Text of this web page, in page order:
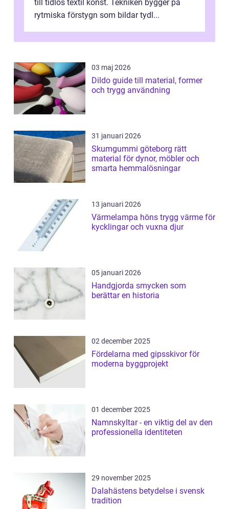
till tidlös textil konst. Tekniken bygger på
rytmiska förstygn som bildar tydl...
03 maj 2026
Dildo guide till material, former
och trygg användning
31 januari 2026
Skumgummi göteborg rätt
material för dynor, möbler och
smarta hemmalösningar
13 januari 2026
Värmelampa höns trygg värme för
kycklingar och vuxna djur
05 januari 2026
Handgjorda smycken som
berättar en historia
02 december 2025
Fördelarna med gipsskivor för
moderna byggprojekt
01 december 2025
Namnskyltar - en viktig del av den
professionella identiteten
29 november 2025
Dalahästens betydelse i svensk
tradition